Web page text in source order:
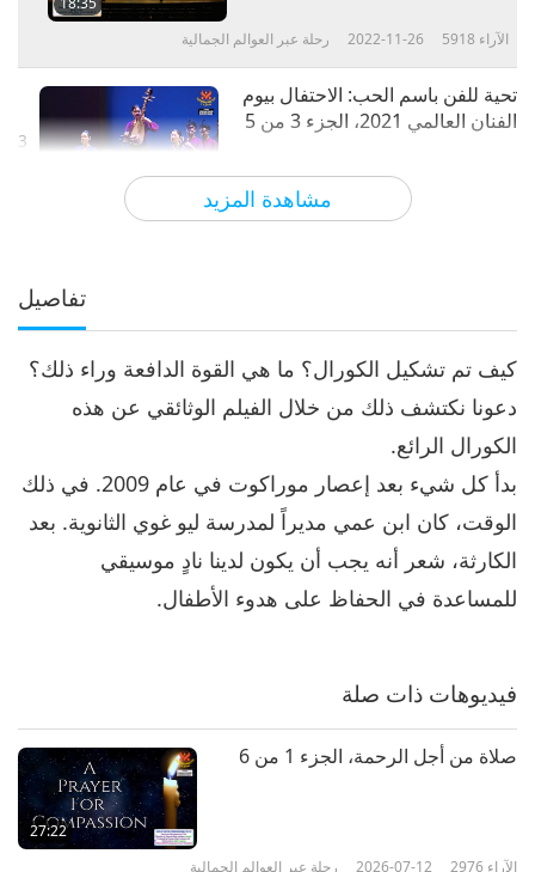
مشاهدة المزيد
رحلة عبر العوالم الجمالية 2022-11-26 5918 الآراء
3
تحية للفن باسم الحب: الاحتفال بيوم
الفنان العالمي 2021، الجزء 3 من 5
رحلة عبر العوالم الجمالية 2022-11-29
4
21:22
رحلة عبر العوالم الجمالية 2022-12-03 5744الآراء
21:45
تحية للفن باسم المحبة: الاحتفال بيوم
الفنان العالمي 2021، الجزء 5 من 5
رحلة عبر العوالم الجمالية 2022-12-08 6522 الآراء
تفاصيل
كيف تم تشكيل الكورال؟ ما هي القوة الدافعة وراء ذلك؟
دعونا نكتشف ذلك من خلال الفيلم الوثائقي عن هذه
الكورال الرائع.
بدأ كل شيء بعد إعصار موراكوت في عام 2009. في ذلك
الوقت، كان ابن عمي مديراً لمدرسة ليو غوي الثانوية. بعد
الكارثة، شعر أنه يجب أن يكون لدينا نادٍ موسيقي
للمساعدة في الحفاظ على هدوء الأطفال.
فيديوهات ذات صلة
27:22
صلاة من أجل الرحمة، الجزء 1 من 6
رحلة عبر العوالم الجمالية 2026-07-12 2976 الآراء